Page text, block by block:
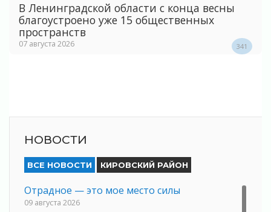
В Ленинградской области с конца весны
благоустроено уже 15 общественных
пространств
07 августа 2026 341
НОВОСТИ
ВСЕ НОВОСТИ КИРОВСКИЙ РАЙОН
Отрадное — это мое место силы
09 августа 2026